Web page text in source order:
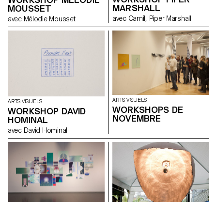
MOUSSET
avec Mélodie Mousset
MARSHALL
avec Camil, Piper Marshall
ARTS VISUELS
WORKSHOP DAVID
HOMINAL
avec David Hominal
ARTS VISUELS
WORKSHOPS DE
NOVEMBRE